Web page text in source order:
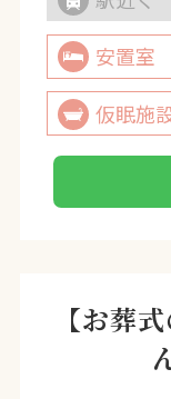
安置室
仮眠施
【お葬